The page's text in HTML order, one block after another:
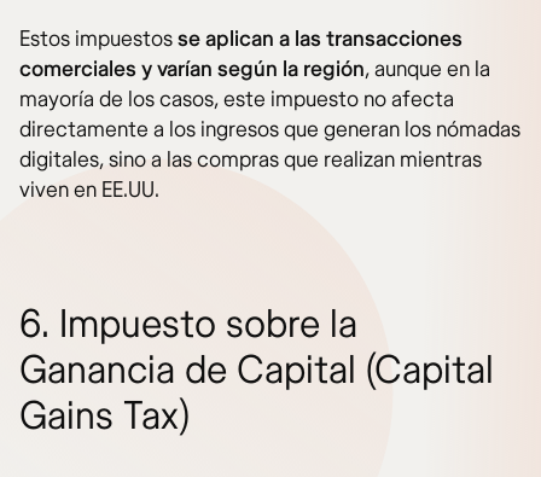
Estos impuestosse aplican a las transacciones
comerciales y varían según la región, aunque en la
mayoría de los casos, este impuesto no afecta
directamente a los ingresos que generan los nómadas
digitales, sino a las compras que realizan mientras
viven en EE.UU.
6. Impuesto sobre la
Ganancia de Capital (Capital
Gains Tax)